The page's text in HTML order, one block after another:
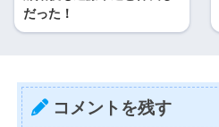
だった！
コメントを残す